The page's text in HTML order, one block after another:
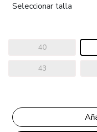
Seleccionar talla
40
43